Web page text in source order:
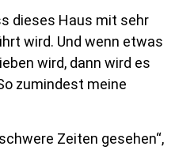
dieses Haus mit sehr
wird. Und wenn etwas
wird, dann wird es
zumindest meine
Zeiten gesehen“,